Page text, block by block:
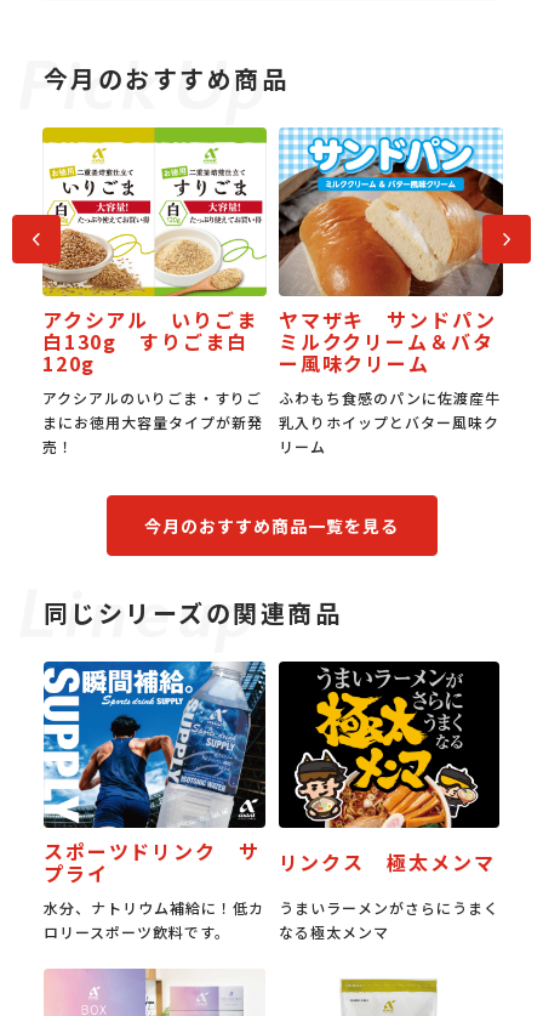
今月のおすすめ商品
前へ
いりごま
りごま白
りごま・すりご
量タイプが新発
ヤマザキ サンドパン
ミルククリーム＆バタ
ー風味クリーム
ふわもち食感のパンに佐渡産牛
乳入りホイップとバター風味ク
JAPAN餃子大
受賞スタミナ焼
国産豚肉の旨みと国産
み。0.6㎜の超薄皮で
次へ
今月のおすすめ商品一覧を見る
同じシリーズの関連商品
スポーツドリンク サ
プライ
水分、ナトリウム補給に！低カ
ロリースポーツ飲料です。
リンクス 極太メンマ
うまいラーメンがさらにうまく
なる極太メンマ